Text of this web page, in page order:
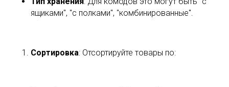
ящиками", "с полками", "комбинированные".
Сортировка: Отсортируйте товары по: